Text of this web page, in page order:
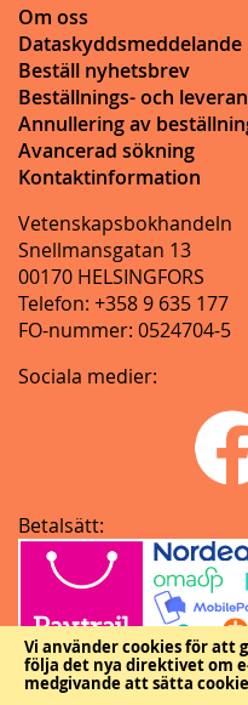
Vi använder cookies för att
följa det nya direktivet om
medgivande att sätta
Om oss
Dataskyddsmeddelande
Beställ nyhetsbrev
Beställnings- och
Annullering av
Avancerad sökning
Kontaktinformation
Vetenskapsbokhandeln
Snellmansgatan 13
00170 HELSINGFORS
Telefon: +358 9 635 177
FO-nummer: 0524704-5
Sociala medier:
Betalsätt: